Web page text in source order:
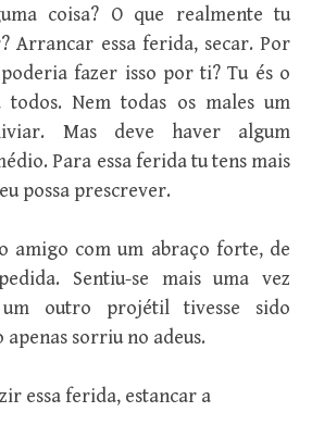
coisa? O que realmente tu
Arrancar essa ferida, secar. Por
fazer isso por ti? Tu és o
todos. Nem todas os males um
Mas deve haver algum
Para essa ferida tu tens mais
possa prescrever.
amigo com um abraço forte, de
Sentiu-se mais uma vez
outro projétil tivesse sido
sorriu no adeus.
essa ferida, estancar a